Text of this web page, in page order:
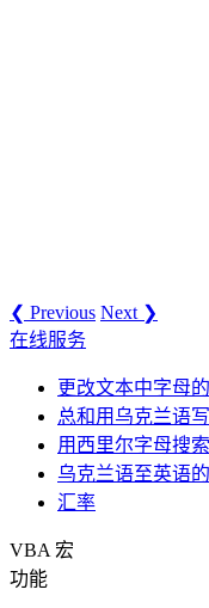
❮ Previous Next ❯
在线服务
更改文本中字母
总和用乌克兰语
用西里尔字母搜
乌克兰语至英语
汇率
VBA 宏
功能